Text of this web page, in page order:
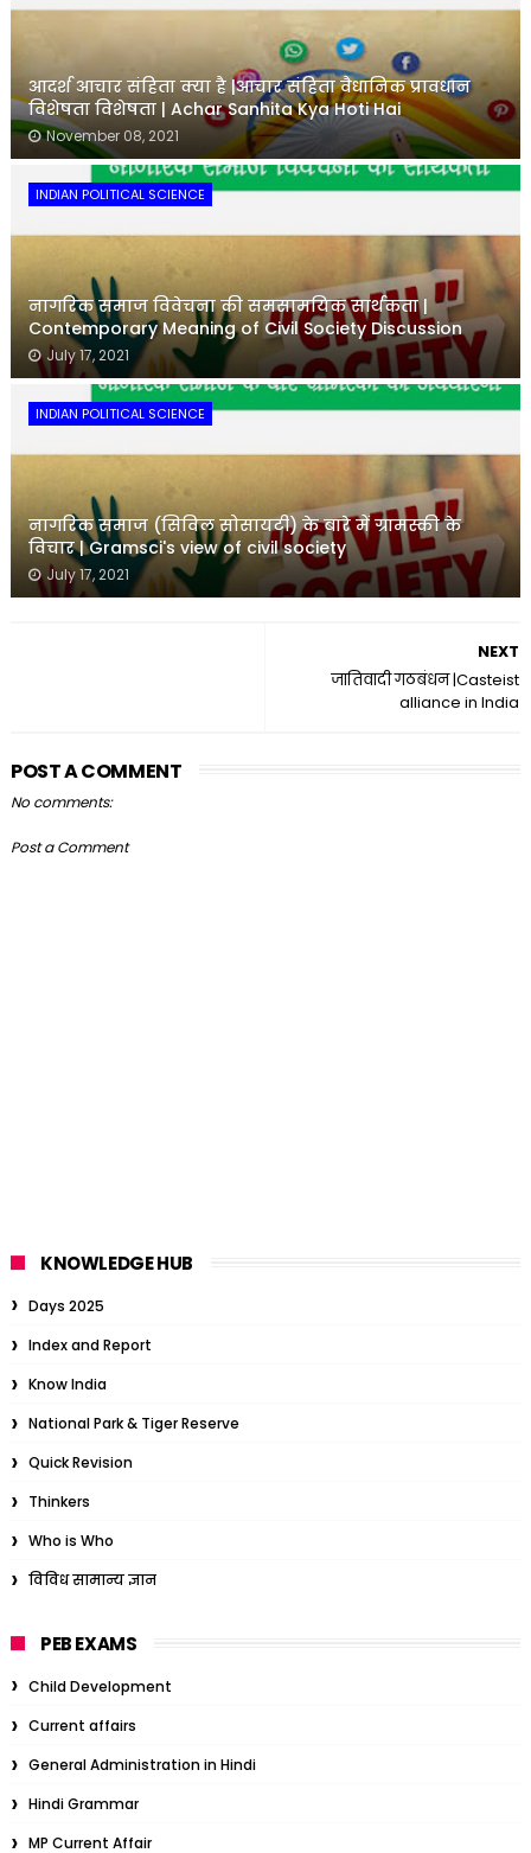
आदर्श आचार संहिता क्या है |आचार संहिता वैधानिक प्रावधान
विशेषता विशेषता | Achar Sanhita Kya Hoti Hai
November 08, 2021
INDIAN POLITICAL SCIENCE
नागरिक समाज विवेचना की समसामयिक सार्थकता |
Contemporary Meaning of Civil Society Discussion
July 17, 2021
INDIAN POLITICAL SCIENCE
नागरिक समाज (सिविल सोसायटी) के बारे में ग्रामस्की के
विचार | Gramsci's view of civil society
July 17, 2021
NEXT
जातिवादी गठबंधन |Casteist
alliance in India
POST A COMMENT
No comments:
Post a Comment
KNOWLEDGE HUB
Days 2025
Index and Report
Know India
National Park & Tiger Reserve
Quick Revision
Thinkers
Who is Who
विविध सामान्य ज्ञान
PEB EXAMS
Child Development
Current affairs
General Administration in Hindi
Hindi Grammar
MP Current Affair